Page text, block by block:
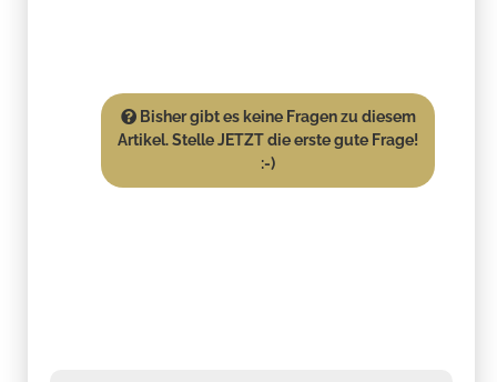
Bisher gibt es keine Fragen zu diesem
Artikel. Stelle JETZT die erste gute Frage!
:-)